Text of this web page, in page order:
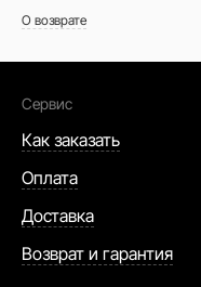
О возврате
Сервис
Как заказать
Оплата
Доставка
Возврат и гарантия